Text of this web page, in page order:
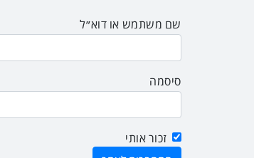
שם משתמש או דוא״ל
סיסמה
זכור אותי